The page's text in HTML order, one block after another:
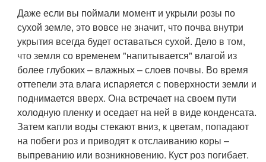
Даже если вы поймали момент и укрыли розы по
сухой земле, это вовсе не значит, что почва внутри
укрытия всегда будет оставаться сухой. Дело в том,
что земля со временем "напитывается" влагой из
более глубоких – влажных – слоев почвы. Во время
оттепели эта влага испаряется с поверхности земли и
поднимается вверх. Она встречает на своем пути
холодную пленку и оседает на ней в виде конденсата.
Затем капли воды стекают вниз, к цветам, попадают
на побеги роз и приводят к отслаиванию коры –
выпреванию или возникновению. Куст роз погибает.